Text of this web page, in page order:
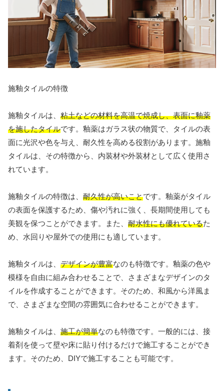
施釉タイルの特徴
施釉タイルは、 粘土などの材料を高温で焼成し、表面に釉薬
を施したタイルです。釉薬はガラス状の物質で、タイルの表
面に光沢や色を与え、耐久性を高める役割があります。施釉
タイルは、その特徴から、内装材や外装材として広く使用さ
れています。
施釉タイルの特徴は、 耐久性が高いことです。釉薬がタイル
の表面を保護するため、傷や汚れに強く、長期間使用しても
美観を保つことができます。また、 耐水性にも優れているた
め、水回りや屋外での使用にも適しています。
施釉タイルは、 デザインが豊富なのも特徴です。釉薬の色や
模様を自由に組み合わせることで、さまざまなデザインのタ
イルを作成することができます。そのため、和風から洋風ま
で、さまざまな空間の雰囲気に合わせることができます。
施釉タイルは、 施工が簡単なのも特徴です。一般的には、接
着剤を使って壁や床に貼り付けるだけで施工することができ
ます。そのため、DIYで施工することも可能です。